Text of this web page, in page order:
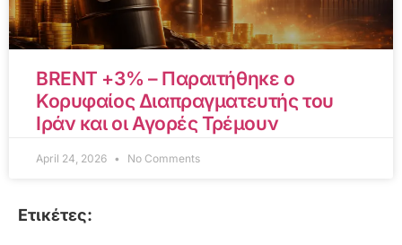
BRENT +3% – Παραιτήθηκε ο
Κορυφαίος Διαπραγματευτής του
Ιράν και οι Αγορές Τρέμουν
April 24, 2026 No Comments
Ετικέτες: